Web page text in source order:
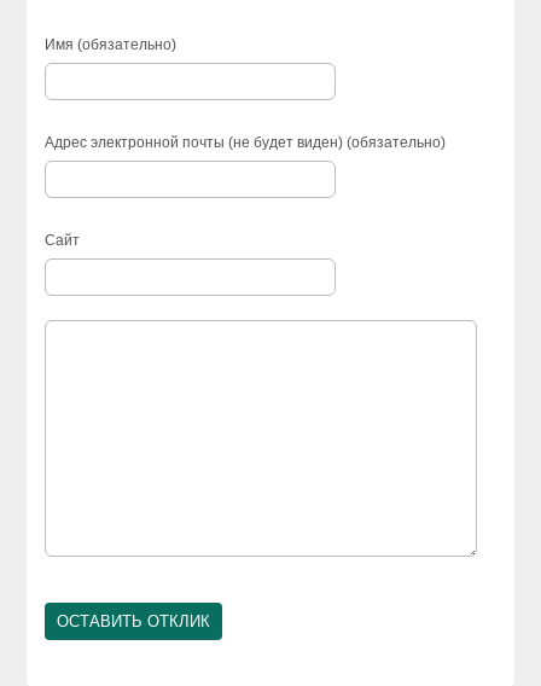
Имя (обязательно)
Адрес электронной почты (не будет виден) (обязательно)
Сайт